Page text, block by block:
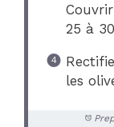
25 à
les